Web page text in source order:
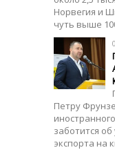
Норвегия и
чуть выше
Петру
заботится
экспорта на